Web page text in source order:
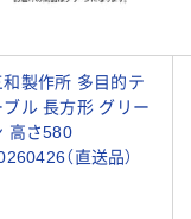
和製作所 多目的テ
ブル 長方形 グリー
高さ580
（直送品）